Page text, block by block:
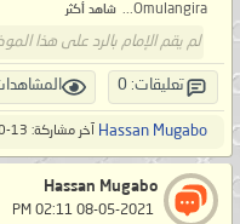
Omulangira...
شاهد أكثر
لم يقم الإمام بالرد على هذا
تعليقات: 0 المشاهدات:
Hassan Mugabo آخر مشاركة: 13-10-2022,
Hassan Mugabo